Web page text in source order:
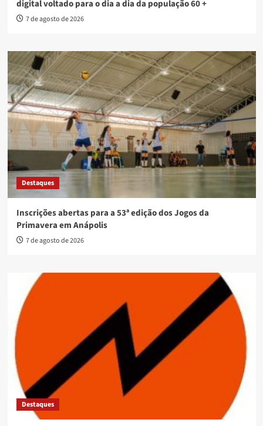
digital voltado para o dia a dia da população 60 +
7 de agosto de 2026
Destaques
Inscrições abertas para a 53ª edição dos Jogos da
Primavera em Anápolis
7 de agosto de 2026
Destaques